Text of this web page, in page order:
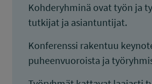
Kohderyhminä ovat työn ja
tutkijat ja asiantuntijat.
Konferenssi rakentuu
puheenvuoroista ja